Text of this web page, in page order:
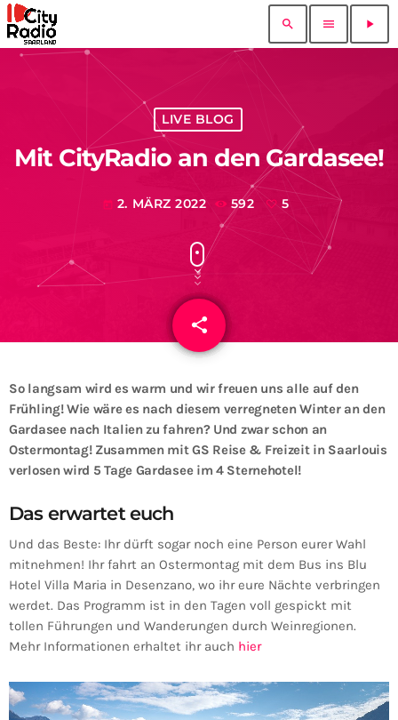
search menu play_arrow
LIVE BLOG
Mit CityRadio an den Gardasee!
today 2. MÄRZ 2022 592 5
share
email
So langsam wird es warm und wir freuen uns alle auf den
Frühling! Wie wäre es nach diesem verregneten Winter an den
Gardasee nach Italien zu fahren? Und zwar schon an
Ostermontag! Zusammen mit GS Reise & Freizeit in Saarlouis
verlosen wird 5 Tage Gardasee im 4 Sternehotel!
Das erwartet euch
Und das Beste: Ihr dürft sogar noch eine Person eurer Wahl
mitnehmen! Ihr fahrt an Ostermontag mit dem Bus ins Blu
Hotel Villa Maria in Desenzano, wo ihr eure Nächte verbringen
werdet. Das Programm ist in den Tagen voll gespickt mit
tollen Führungen und Wanderungen durch Weinregionen.
Mehr Informationen erhaltet ihr auch hier